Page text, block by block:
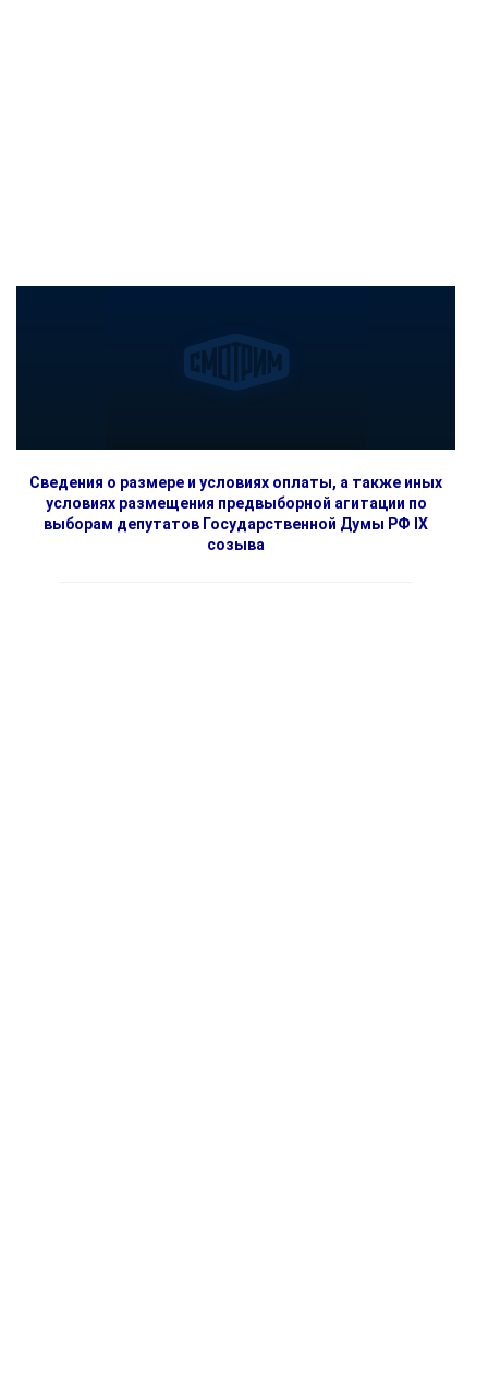
Сведения о размере и условиях оплаты, а также иных
условиях размещения предвыборной агитации по
выборам депутатов Государственной Думы РФ IX
созыва